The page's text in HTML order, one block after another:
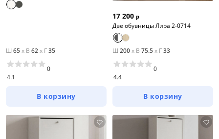
Ш 65x В 62x Г35
4.1
0
В корзину
17 200 р
Две обувницы Лира 2-0714
Ш 200x В 75.5x Г33
4.4
0
В корзину